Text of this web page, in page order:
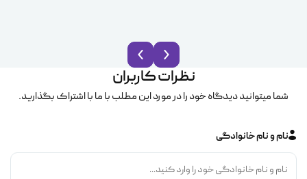
نظرات کاربران
شما میتوانید دیدگاه خود را در مورد این مطلب با ما با اشتراک بگذارید.
نام و نام خانوادگی